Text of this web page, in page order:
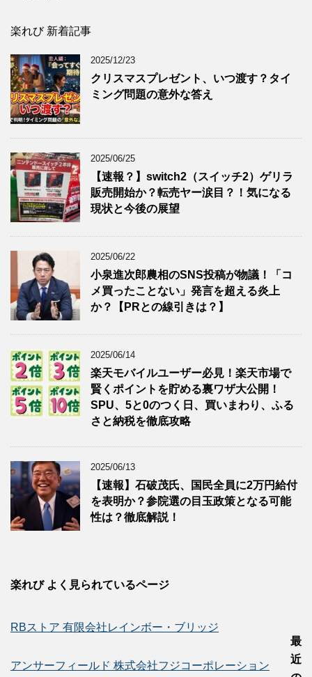
楽れび 新着記事
2025/12/23
クリスマスプレゼント、いつ渡す？タイ
ミング問題の意外な答え
2025/06/25
【速報？】switch2（スイッチ2）ゲリラ
販売開始か？転売ヤー涙目？！気になる
現状と今後の展望
2025/06/22
小泉進次郎農相のSNS投稿が物議！「コ
メ買ったことない」発言を超える炎上
か？【PRとの線引きは？】
2025/06/14
楽天モバイルユーザー必見！楽天市場で
賢くポイントを貯める裏ワザ大公開！
SPU、5と0のつく日、買いまわり、ふる
さと納税を徹底攻略
2025/06/13
【速報】石破茂氏、国民全員に2万円給付
を表明か？参院選の目玉政策となる可能
性は？徹底解説！
楽れび よく見られているページ
RBストア 有限会社レインボー・ブリッジ
アンサーフィールド 株式会社フジコーポレーション
最
近